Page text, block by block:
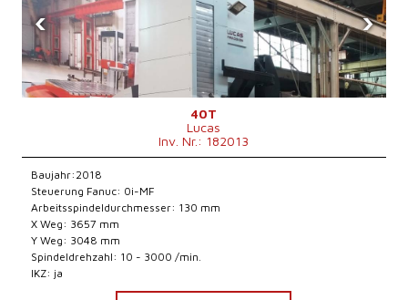
‹ ›
40T
Lucas
Inv. Nr.: 182013
Baujahr:2018
Steuerung Fanuc: 0i-MF
Arbeitsspindeldurchmesser: 130 mm
X Weg: 3657 mm
Y Weg: 3048 mm
Spindeldrehzahl: 10 - 3000 /min.
IKZ: ja